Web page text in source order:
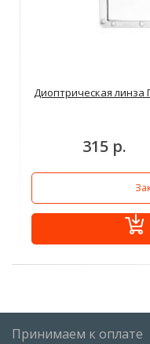
Диоптрическая линза
315 р.
Принимаем к оплате